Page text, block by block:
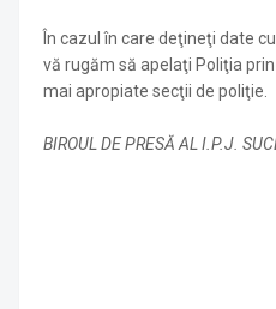
În cazul în care deţineţi date
vă rugăm să apelaţi Poliţia
mai apropiate secţii de poliţie.
BIROUL DE PRESĂ AL I.P.J.